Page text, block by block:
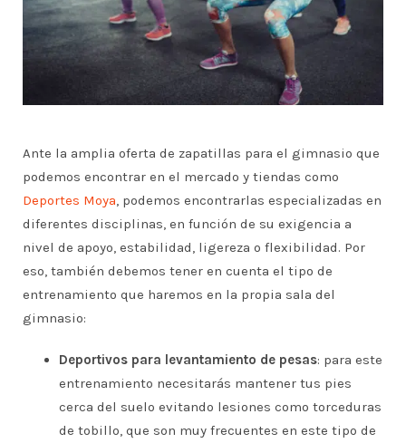
Ante la amplia oferta de zapatillas para el gimnasio que
podemos encontrar en el mercado y tiendas como
Deportes Moya, podemos encontrarlas especializadas en
diferentes disciplinas, en función de su exigencia a
nivel de apoyo, estabilidad, ligereza o flexibilidad. Por
eso, también debemos tener en cuenta el tipo de
entrenamiento que haremos en la propia sala del
gimnasio:
Deportivos para levantamiento de pesas: para este
entrenamiento necesitarás mantener tus pies
cerca del suelo evitando lesiones como torceduras
de tobillo, que son muy frecuentes en este tipo de